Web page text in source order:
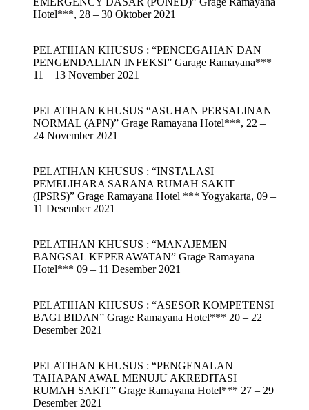
Hotel***, 28 – 30 Oktober 2021
PELATIHAN KHUSUS : “PENCEGAHAN DAN
PENGENDALIAN INFEKSI” Garage Ramayana***
11 – 13 November 2021
PELATIHAN KHUSUS “ASUHAN PERSALINAN
NORMAL (APN)” Grage Ramayana Hotel***, 22 –
24 November 2021
PELATIHAN KHUSUS : “INSTALASI
PEMELIHARA SARANA RUMAH SAKIT
(IPSRS)” Grage Ramayana Hotel *** Yogyakarta, 09 –
11 Desember 2021
PELATIHAN KHUSUS : “MANAJEMEN
BANGSAL KEPERAWATAN” Grage Ramayana
Hotel*** 09 – 11 Desember 2021
PELATIHAN KHUSUS : “ASESOR KOMPETENSI
BAGI BIDAN” Grage Ramayana Hotel*** 20 – 22
Desember 2021
PELATIHAN KHUSUS : “PENGENALAN
TAHAPAN AWAL MENUJU AKREDITASI
RUMAH SAKIT” Grage Ramayana Hotel*** 27 – 29
Desember 2021